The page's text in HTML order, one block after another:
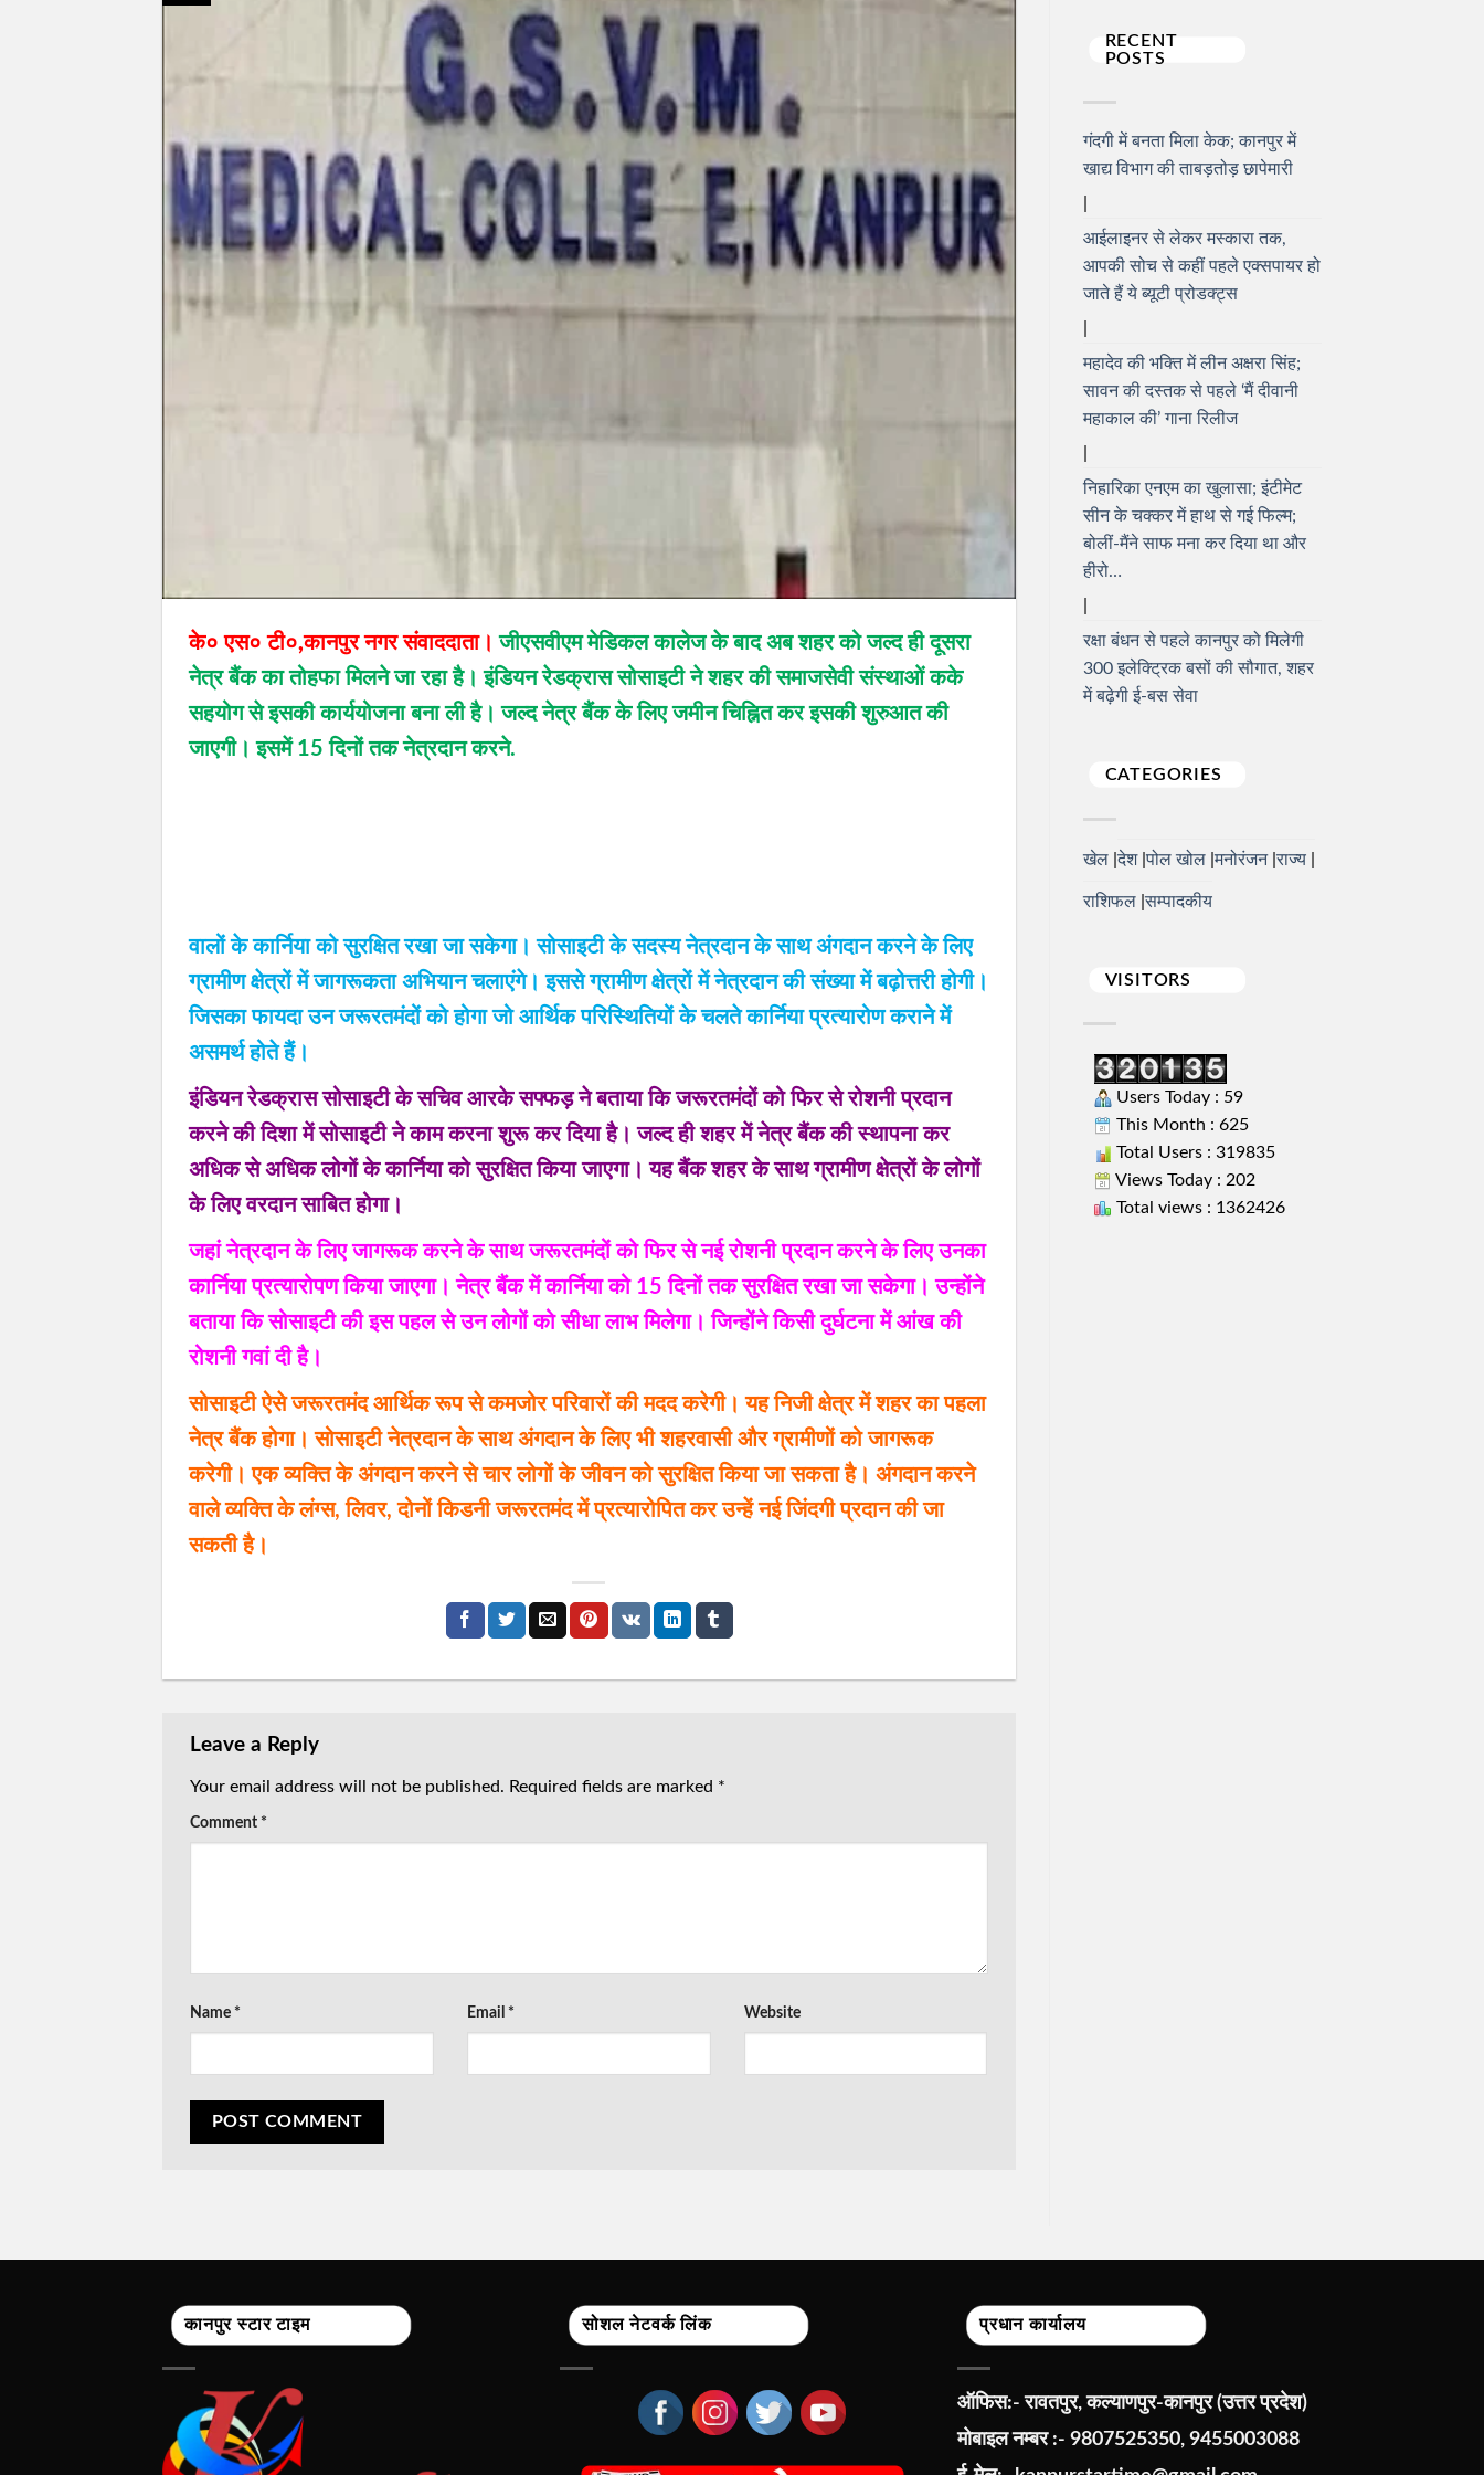
के० एस० टी०,कानपुर नगर संवाददाता। जीएसवीएम मेडिकल कालेज के बाद अब शहर को जल्द ही दूसरा
नेत्र बैंक का तोहफा मिलने जा रहा है। इंडियन रेडक्रास सोसाइटी ने शहर की समाजसेवी संस्थाओं कके
सहयोग से इसकी कार्ययोजना बना ली है। जल्द नेत्र बैंक के लिए जमीन चिह्नित कर इसकी शुरुआत की
जाएगी। इसमें 15 दिनों तक नेत्रदान करने.
वालों के कार्निया को सुरक्षित रखा जा सकेगा। सोसाइटी के सदस्य नेत्रदान के साथ अंगदान करने के लिए
ग्रामीण क्षेत्रों में जागरूकता अभियान चलाएंगे। इससे ग्रामीण क्षेत्राें में नेत्रदान की संख्या में बढ़ोत्तरी होगी।
जिसका फायदा उन जरूरतमंदों को होगा जो आर्थिक परिस्थितियों के चलते कार्निया प्रत्यारोण कराने में
असमर्थ होते हैं।
इंडियन रेडक्रास सोसाइटी के सचिव आरके सफ्फड़ ने बताया कि जरूरतमंदों को फिर से रोशनी प्रदान
करने की दिशा में सोसाइटी ने काम करना शुरू कर दिया है। जल्द ही शहर में नेत्र बैंक की स्थापना कर
अधिक से अधिक लोगों के कार्निया को सुरक्षित किया जाएगा। यह बैंक शहर के साथ ग्रामीण क्षेत्रों के लोगों
के लिए वरदान साबित होगा।
जहां नेत्रदान के लिए जागरूक करने के साथ जरूरतमंदों को फिर से नई रोशनी प्रदान करने के लिए उनका
कार्निया प्रत्यारोपण किया जाएगा। नेत्र बैंक में कार्निया को 15 दिनों तक सुरक्षित रखा जा सकेगा। उन्होंने
बताया कि सोसाइटी की इस पहल से उन लोगों को सीधा लाभ मिलेगा। जिन्होंने किसी दुर्घटना में आंख की
रोशनी गवां दी है।
सोसाइटी ऐसे जरूरतमंद आर्थिक रूप से कमजोर परिवारों की मदद करेगी। यह निजी क्षेत्र में शहर का पहला
नेत्र बैंक होगा। सोसाइटी नेत्रदान के साथ अंगदान के लिए भी शहरवासी और ग्रामीणों को जागरूक
करेगी। एक व्यक्ति के अंगदान करने से चार लोगों के जीवन को सुरक्षित किया जा सकता है। अंगदान करने
वाले व्यक्ति के लंग्स, लिवर, दोनों किडनी जरूरतमंद में प्रत्यारोपित कर उन्हें नई जिंदगी प्रदान की जा
सकती है।
Leave a Reply
Your email address will not be published. Required fields are marked *
Comment *
Name * Email * Website
RECENT
POSTS
गंदगी में बनता मिला केक; कानपुर में
खाद्य विभाग की ताबड़तोड़ छापेमारी
आईलाइनर से लेकर मस्कारा तक,
आपकी सोच से कहीं पहले एक्सपायर हो
जाते हैं ये ब्यूटी प्रोडक्ट्स
महादेव की भक्ति में लीन अक्षरा सिंह;
सावन की दस्तक से पहले ‘मैं दीवानी
महाकाल की’ गाना रिलीज
निहारिका एनएम का खुलासा; इंटीमेट
सीन के चक्कर में हाथ से गई फिल्म;
बोलीं-मैंने साफ मना कर दिया था और
हीरो…
रक्षा बंधन से पहले कानपुर को मिलेगी
300 इलेक्ट्रिक बसों की सौगात, शहर
में बढ़ेगी ई-बस सेवा
CATEGORIES
खेल देश पोल खोल मनोरंजन राज्य
राशिफल सम्पादकीय
VISITORS
Users Today : 59
This Month : 625
Total Users : 319835
Views Today : 202
Total views : 1362426
कानपुर स्टार टाइम सोशल नेटवर्क लिंक प्रधान कार्यालय
ऑफिस:- रावतपुर, कल्याणपुर-कानपुर (उत्तर प्रदेश)
मोबाइल नम्बर :- 9807525350, 9455003088